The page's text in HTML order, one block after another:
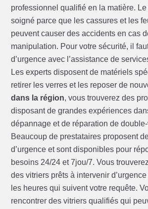
professionnel qualifié en la matière.
soigné parce que les cassures et les
peuvent causer des accidents en cas
manipulation. Pour votre sécurité, il
d’urgence avec l’assistance de
Les experts disposent de matériels
retirer les verres et les reposer de
dans la région, vous trouverez des
disposant de grandes expériences
dépannage et de réparation de
Beaucoup de prestataires proposent
d’urgence et sont disponibles pour
besoins 24/24 et 7jou/7. Vous
des vitriers prêts à intervenir
les heures qui suivent votre requête.
rencontrer des vitriers qualifiés qui